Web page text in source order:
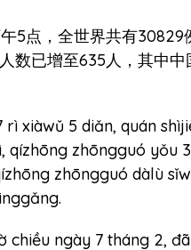
5点，全世界共有
数已增至635人，其中
rì xiàwǔ 5 diǎn, quán
qízhōng zhōngguó yǒu
zhōngguó dàlù
chiều ngày 7 tháng 2,